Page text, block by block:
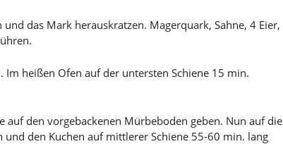
das Mark herauskratzen. Magerquark, Sahne, 4 Eier,
heißen Ofen auf der untersten Schiene 15 min.
auf den vorgebackenen Mürbeboden geben. Nun auf die
den Kuchen auf mittlerer Schiene 55-60 min. lang